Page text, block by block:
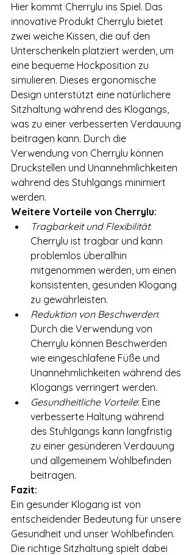
Hier kommt Cherrylu ins Spiel. Das
innovative Produkt Cherrylu bietet
zwei weiche Kissen, die auf den
Unterschenkeln platziert werden, um
eine bequeme Hockposition zu
simulieren. Dieses ergonomische
Design unterstützt eine natürlichere
Sitzhaltung während des Klogangs,
was zu einer verbesserten Verdauung
beitragen kann. Durch die
Verwendung von Cherrylu können
Druckstellen und Unannehmlichkeiten
während des Stuhlgangs minimiert
werden.
Weitere Vorteile von Cherrylu:
Tragbarkeit und Flexibilität:
Cherrylu ist tragbar und kann
problemlos überallhin
mitgenommen werden, um einen
konsistenten, gesunden Klogang
zu gewährleisten.
Reduktion von Beschwerden:
Durch die Verwendung von
Cherrylu können Beschwerden
wie eingeschlafene Füße und
Unannehmlichkeiten während des
Klogangs verringert werden.
Gesundheitliche Vorteile: Eine
verbesserte Haltung während
des Stuhlgangs kann langfristig
zu einer gesünderen Verdauung
und allgemeinem Wohlbefinden
beitragen.
Fazit:
Ein gesunder Klogang ist von
entscheidender Bedeutung für unsere
Gesundheit und unser Wohlbefinden.
Die richtige Sitzhaltung spielt dabei